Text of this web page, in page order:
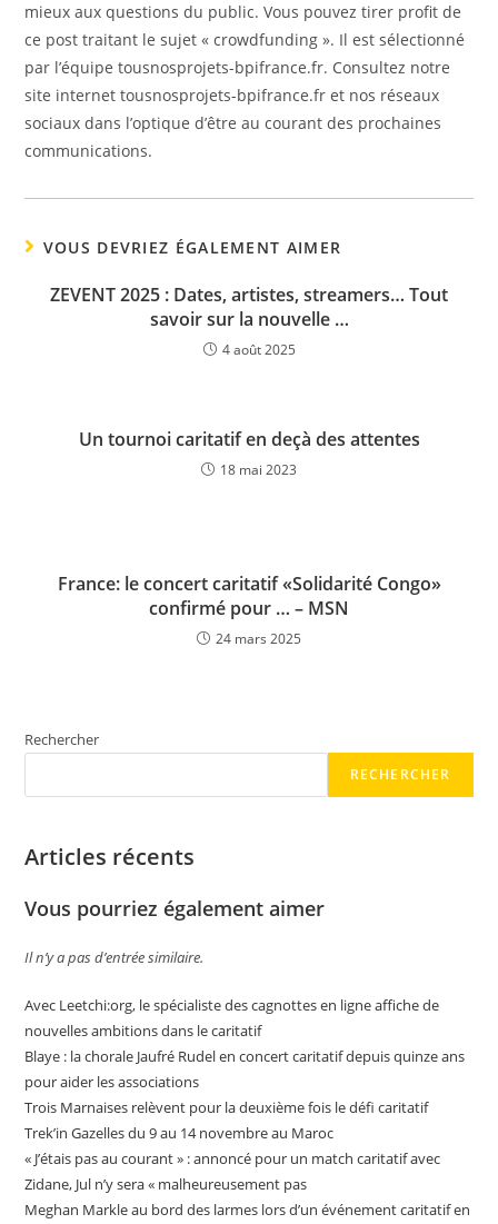
mieux aux questions du public. Vous pouvez tirer profit de
ce post traitant le sujet « crowdfunding ». Il est sélectionné
par l’équipe tousnosprojets-bpifrance.fr. Consultez notre
site internet tousnosprojets-bpifrance.fr et nos réseaux
sociaux dans l’optique d’être au courant des prochaines
communications.
VOUS DEVRIEZ ÉGALEMENT AIMER
ZEVENT 2025 : Dates, artistes, streamers… Tout
savoir sur la nouvelle …
4 août 2025
Un tournoi caritatif en deçà des attentes
18 mai 2023
France: le concert caritatif «Solidarité Congo»
confirmé pour … – MSN
24 mars 2025
Rechercher
RECHERCHER
Articles récents
Vous pourriez également aimer
Il n’y a pas d’entrée similaire.
Avec Leetchi:org, le spécialiste des cagnottes en ligne affiche de
nouvelles ambitions dans le caritatif
Blaye : la chorale Jaufré Rudel en concert caritatif depuis quinze ans
pour aider les associations
Trois Marnaises relèvent pour la deuxième fois le défi caritatif
Trek’in Gazelles du 9 au 14 novembre au Maroc
« J’étais pas au courant » : annoncé pour un match caritatif avec
Zidane, Jul n’y sera « malheureusement pas
Meghan Markle au bord des larmes lors d’un événement caritatif en